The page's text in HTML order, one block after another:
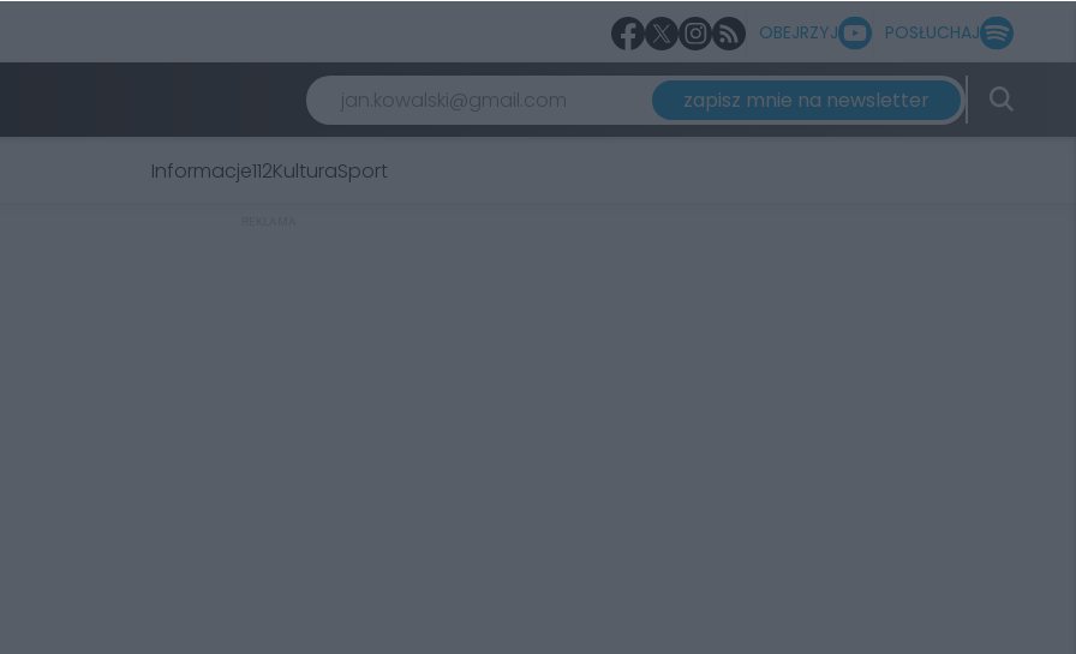
OBEJRZYJ POSŁUCHAJ
zapisz mnie na newsletter
Informacje112KulturaSport